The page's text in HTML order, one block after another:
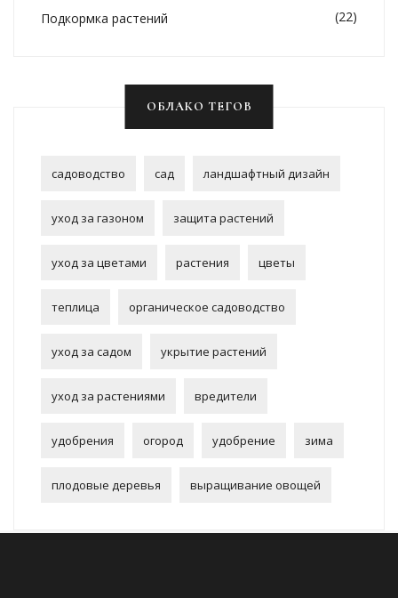
Подкормка растений (22)
ОБЛАКО ТЕГОВ
садоводство сад ландшафтный дизайн
уход за газоном защита растений
уход за цветами растения цветы
теплица органическое садоводство
уход за садом укрытие растений
уход за растениями вредители
удобрения огород удобрение зима
плодовые деревья выращивание овощей